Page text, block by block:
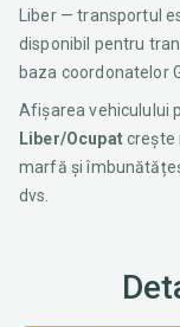
Liber — transportul
disponibil pentru
baza coordonatelor
Afișarea vehiculului
Liber/Ocupatcrește
marfă și
dvs.